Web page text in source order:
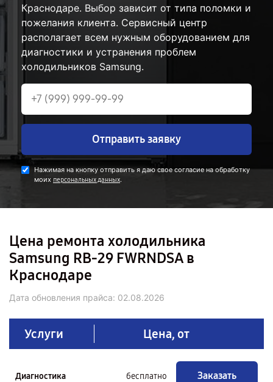
Краснодаре. Выбор зависит от типа поломки и
пожелания клиента. Сервисный центр
располагает всем нужным оборудованием для
диагностики и устранения проблем
холодильников Samsung.
Отправить заявку
Нажимая на кнопку отправить я даю свое согласие на обработку
моих персональных данных.
Цена ремонта холодильника
Samsung RB-29 FWRNDSA в
Краснодаре
Дата обновления прайса: 02.08.2026
Услуги Цена, от
Диагностика бесплатно Заказать